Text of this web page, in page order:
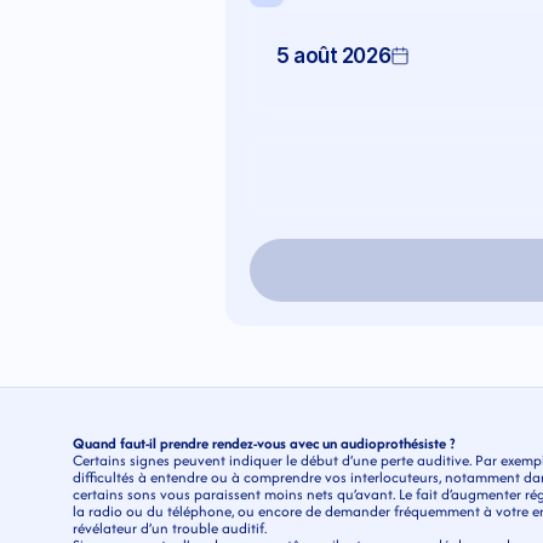
5 août 2026
Quand faut-il prendre rendez-vous avec un audioprothésiste ?
Certains signes peuvent indiquer le début d’une perte auditive. Par
difficultés à entendre ou à comprendre vos interlocuteurs, notamment
certains sons vous paraissent moins nets qu’avant. Le fait d’augmenter
la radio ou du téléphone, ou encore de demander fréquemment à votre
révélateur d’un trouble auditif.